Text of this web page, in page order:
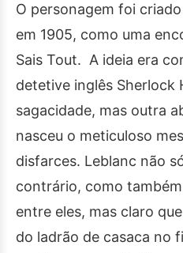
O personagem foi
em 1905, como uma
Sais Tout. A ideia era
detetive inglês Sherlock
sagacidade, mas outra
nasceu o meticuloso
disfarces. Leblanc não
contrário, como
entre eles, mas claro
do ladrão de casaca no